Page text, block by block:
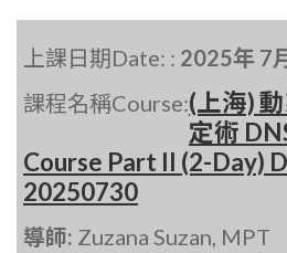
上課日期Date: : 2025年 7
課程名稱Course:(上海)
定術
Course Part II (2-Day)
20250730
導師: Zuzana Suzan, MPT